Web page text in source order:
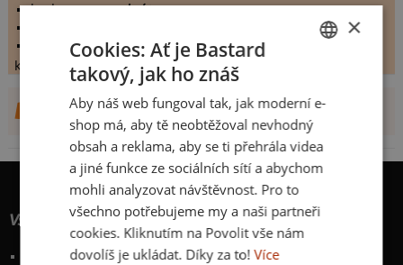
hodnoceno:34 krát
koupilo by:3 lidí
konečné hodnocení: 4.47059
DALŠÍ NÁVRHY OD NIGHTFURY
Vše o nákupu
Poštovné a způsoby doručení
SLOVAK
×
Cookies: Ať je Bastard
takový, jak ho znáš
Aby náš web fungoval tak, jak moderní e-
shop má, aby tě neobtěžoval nevhodný
obsah a reklama, aby se ti přehrála videa
a jiné funkce ze sociálních sítí a abychom
mohli analyzovat návštěvnost. Pro to
všechno potřebujeme my a naši partneři
cookies. Kliknutím na Povolit vše nám
dovolíš je ukládat. Díky za to! Více